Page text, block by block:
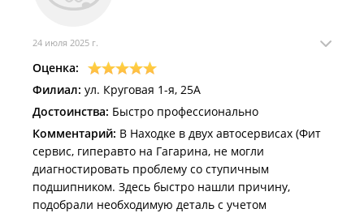
машину!!!
развернуть на 180 градусов, чтобы коллектор встал
на своё место !
Я до Уссурийска доехать не успел, парень мне
позвонил и сказал - готово, забирайте !!!
Категорически не советую, непрофессионализм во
всём, от диагностики до ремонта!!!
Колодки поменять, возможно, смогут и то не уверен,
что не накосячят.
ПОЛНЫЙ ОТСТОЙ !!!
24 июля 2025 г.
Оценка:
Филиал: ул. Круговая 1-я, 25А
Достоинства: Быстро профессионально
Комментарий: В Находке в двух автосервисах (Фит
сервис, гиперавто на Гагарина, не могли
диагностировать проблему со ступичным
подшипником. Здесь быстро нашли причину,
подобрали необходимую деталь с учетом